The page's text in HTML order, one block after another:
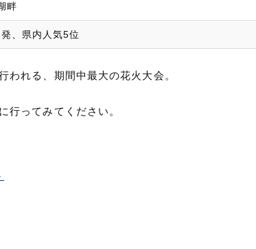
畔
、県内人気5位
われる、期間中最大の花火大会。
行ってみてください。